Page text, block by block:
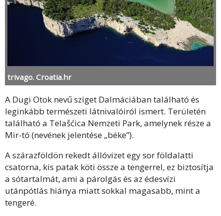
trivago. Croatia.hr
A Dugi Otok nevű sziget Dalmáciában található és
leginkább természeti látnivalóiról ismert. Területén
található a Telašćica Nemzeti Park, amelynek része a
Mir-tó (nevének jelentése „béke”).
A szárazföldön rekedt állóvizet egy sor földalatti
csatorna, kis patak köti össze a tengerrel, ez biztosítja
a sótartalmát, ami a párolgás és az édesvízi
utánpótlás hiánya miatt sokkal magasabb, mint a
tengeré.